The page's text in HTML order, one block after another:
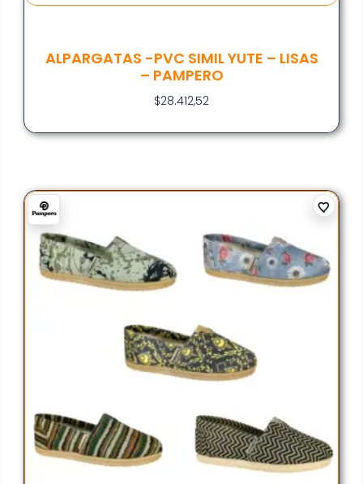
ALPARGATAS -PVC SIMIL YUTE – LISAS
– PAMPERO
$28.412,52